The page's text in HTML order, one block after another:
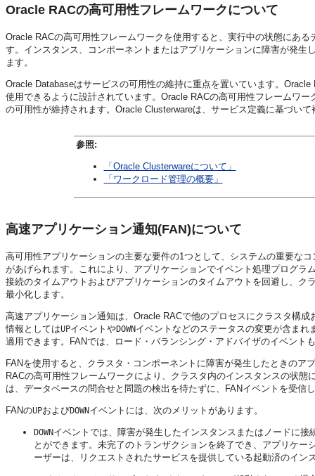
Oracle RACの高可用性フレームワークについて
Oracle RACの高可用性フレームワークを使用すると、実行中の状態にあ
す。インスタンス、コンポーネントまたはアプリケーションに障害が発
ます。
Oracle Databaseはサービスの可用性の維持に重点を置いています。
使用できるように設計されています。 Oracle RACの高可用性フレームワ
の可用性が維持されます。Oracle Clusterwareは、サービス定義に基づい
参照:
「Oracle Clusterwareについて」
「ワークロード管理の概要」
高速アプリケーション通知(FAN)について
高可用性アプリケーションの主要な要件の1つとして、システムの重要な
があげられます。これにより、アプリケーションでイベント処理プログ
接続のタイムアウトおよびアプリケーションのタイムアウトを回避し、
最小化します。
高速アプリケーション通知は、Oracle RACで他のプロセスにクラスタ構
情報としてはUPイベントやDOWNイベントなどのステータスの変更が含まれ
適用できます。FANでは、ロード・バランシング・アドバイザのイベント
FANを使用すると、クラスタ・コンポーネントに障害が発生したときの
RACの高可用性フレームワークにより、クラスタ内のインスタンスの状
は、データベースの問合せと問題の検出を待たずに、FANイベントを受信
FANのUPおよびDOWNイベントには、次のメリットがあります。
DOWNイベントでは、障害が発生したインスタンスまたはノードに
とができます。未完了のトランザクションを終了でき、アプリケ
ーザーは、リクエストされたサービスを提供している起動済のイン